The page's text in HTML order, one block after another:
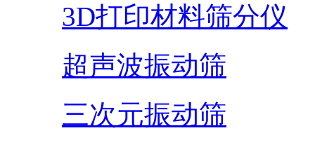
3D打印材料筛分仪
超声波振动筛
三次元振动筛